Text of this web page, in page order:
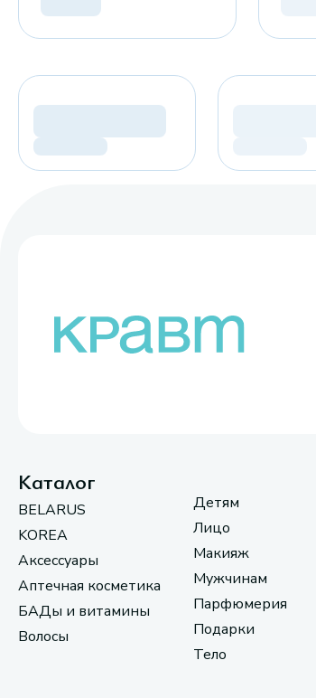
Каталог
BELARUS
KOREA
Аксессуары
Аптечная косметика
БАДы и витамины
Волосы
Детям
Лицо
Макияж
Мужчинам
Парфюмерия
Подарки
Тело